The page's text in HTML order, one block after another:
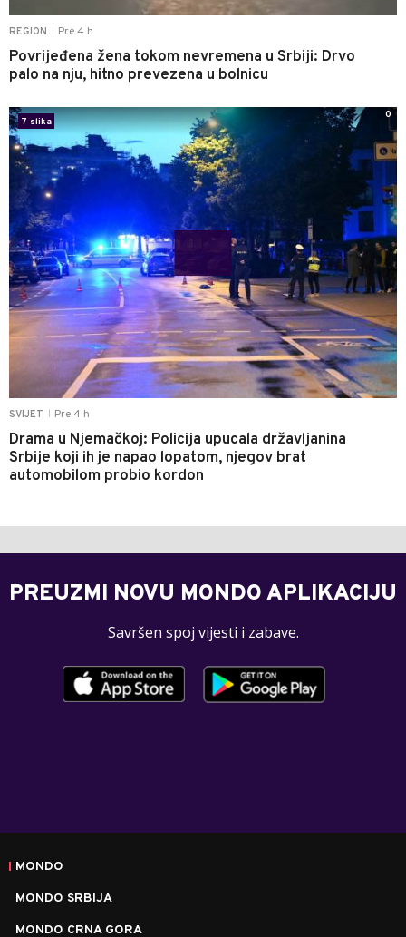
REGION Pre 4 h
Povrijeđena žena tokom nevremena u Srbiji: Drvo
palo na nju, hitno prevezena u bolnicu
SVIJET Pre 4 h
Drama u Njemačkoj: Policija upucala državljanina
Srbije koji ih je napao lopatom, njegov brat
automobilom probio kordon
7 slika
0
PREUZMI NOVU MONDO APLIKACIJU
Savršen spoj vijesti i zabave.
MONDO
MONDO SRBIJA
MONDO CRNA GORA